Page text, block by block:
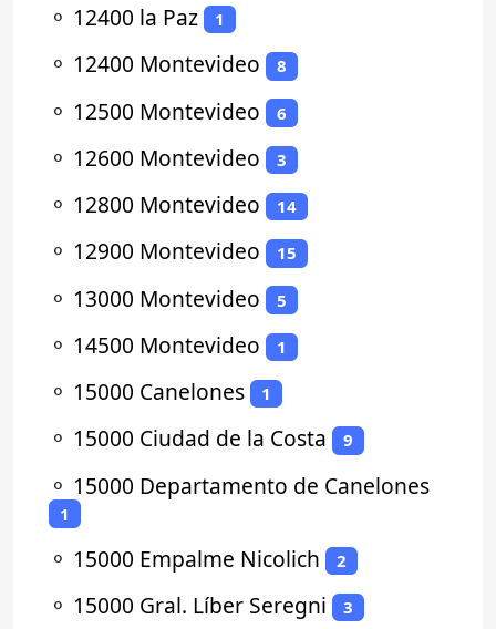
⚬ 12400 la Paz 1
⚬ 12400 Montevideo 8
⚬ 12500 Montevideo 6
⚬ 12600 Montevideo 3
⚬ 12800 Montevideo 14
⚬ 12900 Montevideo 15
⚬ 13000 Montevideo 5
⚬ 14500 Montevideo 1
⚬ 15000 Canelones 1
⚬ 15000 Ciudad de la Costa 9
⚬ 15000 Departamento de Canelones
1
⚬ 15000 Empalme Nicolich 2
⚬ 15000 Gral. Líber Seregni 3